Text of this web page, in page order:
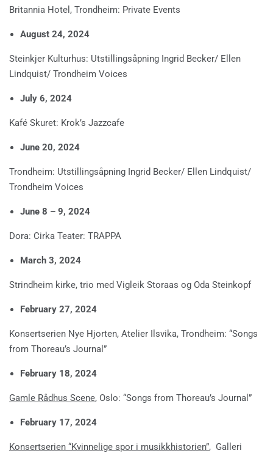
Britannia Hotel, Trondheim: Private Events
August 24, 2024
Steinkjer Kulturhus: Utstillingsåpning Ingrid Becker/ Ellen
Lindquist/ Trondheim Voices
July 6, 2024
Kafé Skuret: Krok’s Jazzcafe
June 20, 2024
Trondheim: Utstillingsåpning Ingrid Becker/ Ellen Lindquist/
Trondheim Voices
June 8 – 9, 2024
Dora: Cirka Teater: TRAPPA
March 3, 2024
Strindheim kirke, trio med Vigleik Storaas og Oda Steinkopf
February 27, 2024
Konsertserien Nye Hjorten, Atelier Ilsvika, Trondheim: “Songs
from Thoreau’s Journal”
February 18, 2024
Gamle Rådhus Scene, Oslo: “Songs from Thoreau’s Journal”
February 17, 2024
Konsertserien “Kvinnelige spor i musikkhistorien”, Galleri